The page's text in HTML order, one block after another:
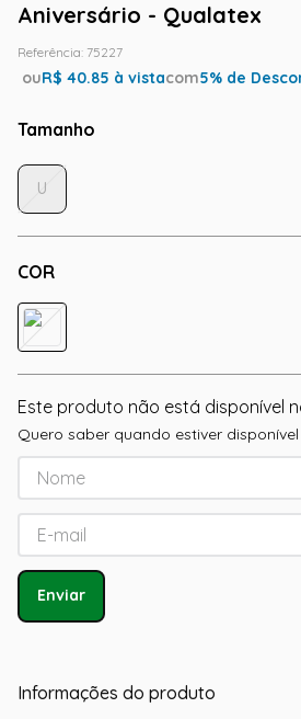
Aniversário - Qualatex
Referência: 75227
ouR$ 40.85 à vistacom5% de
Tamanho
COR
U
Este produto não está disponível
Quero saber quando estiver disponível
Enviar
Informações do produto